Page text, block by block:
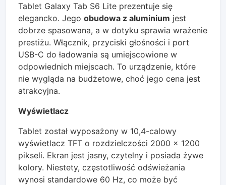
Tablet Galaxy Tab S6 Lite prezentuje się
elegancko. Jego obudowa z aluminium jest
dobrze spasowana, a w dotyku sprawia wrażenie
prestiżu. Włącznik, przyciski głośności i port
USB-C do ładowania są umiejscowione w
odpowiednich miejscach. To urządzenie, które
nie wygląda na budżetowe, choć jego cena jest
atrakcyjna.
Wyświetlacz
Tablet został wyposażony w 10,4-calowy
wyświetlacz TFT o rozdzielczości 2000 x 1200
pikseli. Ekran jest jasny, czytelny i posiada żywe
kolory. Niestety, częstotliwość odświeżania
wynosi standardowe 60 Hz, co może być